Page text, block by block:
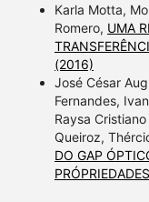
Karla Motta,
Romero, UMA
(2016)
José César
Fernandes,
Raysa
Queiroz,
DO GAP